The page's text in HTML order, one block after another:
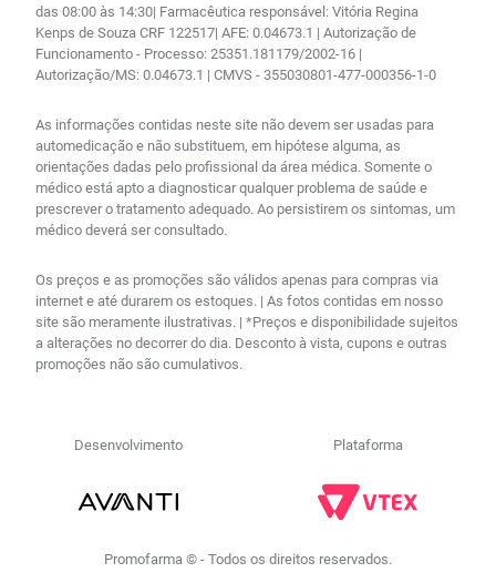
das 08:00 às 14:30| Farmacêutica responsável: Vitória Regina
Kenps de Souza CRF 122517| AFE: 0.04673.1 | Autorização de
Funcionamento - Processo: 25351.181179/2002-16 |
Autorização/MS: 0.04673.1 | CMVS - 355030801-477-000356-1-0
As informações contidas neste site não devem ser usadas para
automedicação e não substituem, em hipótese alguma, as
orientações dadas pelo profissional da área médica. Somente o
médico está apto a diagnosticar qualquer problema de saúde e
prescrever o tratamento adequado. Ao persistirem os sintomas, um
médico deverá ser consultado.
Os preços e as promoções são válidos apenas para compras via
internet e até durarem os estoques. | As fotos contidas em nosso
site são meramente ilustrativas. | *Preços e disponibilidade sujeitos
a alterações no decorrer do dia. Desconto à vista, cupons e outras
promoções não são cumulativos.
Desenvolvimento Plataforma
Promofarma © - Todos os direitos reservados.